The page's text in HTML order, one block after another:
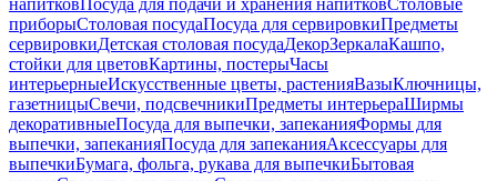
напитковПосуда для подачи и хранения напитковСтоловые
приборыСтоловая посудаПосуда для сервировкиПредметы
сервировкиДетская столовая посудаДекорЗеркалаКашпо,
стойки для цветовКартины, постерыЧасы
интерьерныеИскусственные цветы, растенияВазыКлючницы,
газетницыСвечи, подсвечникиПредметы интерьераШирмы
декоративныеПосуда для выпечки, запеканияФормы для
выпечки, запеканияПосуда для запеканияАксессуары для
выпечкиБумага, фольга, рукава для выпечкиБытовая